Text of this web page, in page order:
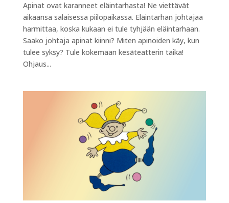
Apinat ovat karanneet eläintarhasta! Ne viettävät
aikaansa salaisessa piilopaikassa. Eläintarhan johtajaa
harmittaa, koska kukaan ei tule tyhjään eläintarhaan.
Saako johtaja apinat kiinni? Miten apinoiden käy, kun
tulee syksy? Tule kokemaan kesäteatterin taika!
Ohjaus...